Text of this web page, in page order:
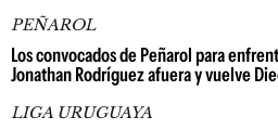
PEÑAROL
Los convocados de Peñarol para
Jonathan Rodríguez afuera y vuelve
LIGA URUGUAYA